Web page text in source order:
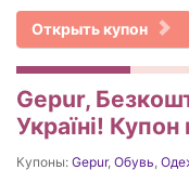
Открыть купон
Gepur,
Україні!
Купоны: Gepur, Обувь,